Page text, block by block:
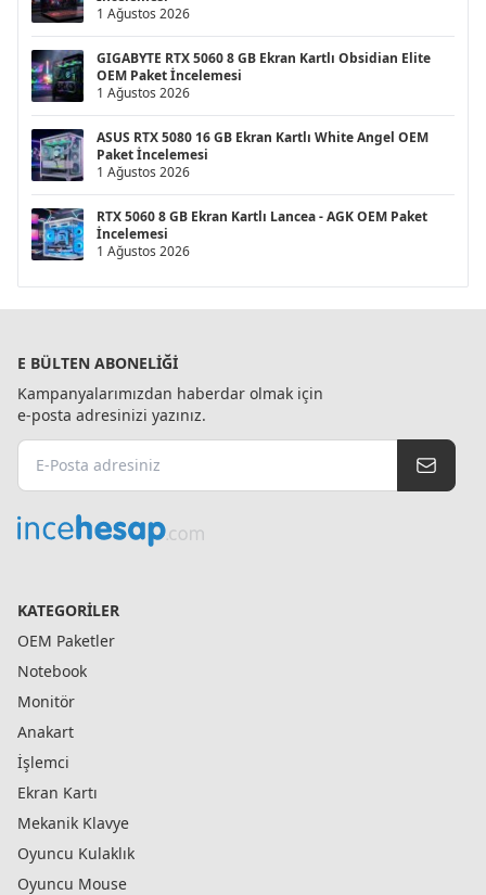
1 Ağustos 2026
GIGABYTE RTX 5060 8 GB Ekran Kartlı Obsidian Elite
OEM Paket İncelemesi
1 Ağustos 2026
ASUS RTX 5080 16 GB Ekran Kartlı White Angel OEM
Paket İncelemesi
1 Ağustos 2026
RTX 5060 8 GB Ekran Kartlı Lancea - AGK OEM Paket
İncelemesi
1 Ağustos 2026
E BÜLTEN ABONELIĞI
Kampanyalarımızdan haberdar olmak için
e-posta adresinizi yazınız.
KATEGORILER
OEM Paketler
Notebook
Monitör
Anakart
İşlemci
Ekran Kartı
Mekanik Klavye
Oyuncu Kulaklık
Oyuncu Mouse